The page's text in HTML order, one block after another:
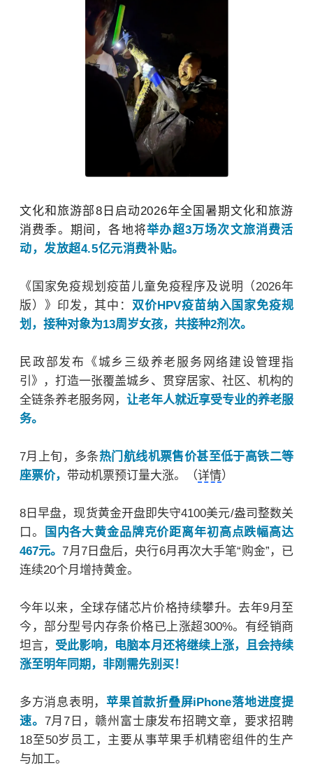
文化和旅游部8日启动2026年全国暑期文化和旅游
消费季。期间，各地将举办超3万场次文旅消费活
动，发放超4.5亿元消费补贴。
《国家免疫规划疫苗儿童免疫程序及说明（2026年
版）》印发，其中： 双价HPV疫苗纳入国家免疫规
划，接种对象为13周岁女孩，共接种2剂次。
民政部发布《城乡三级养老服务网络建设管理指
引》，打造一张覆盖城乡、贯穿居家、社区、机构的
全链条养老服务网，让老年人就近享受专业的养老服
务。
7月上旬，多条热门航线机票售价甚至低于高铁二等
座票价， 带动机票预订量大涨。（详情）
8日早盘，现货黄金开盘即失守4100美元/盎司整数关
口。
国内各大黄金品牌克价距离年初高点跌幅高达
467元。7月7日盘后，央行6月再次大手笔“购金”，已
连续20个月增持黄金。
今年以来，全球存储芯片价格持续攀升。去年9月至
今，部分型号内存条价格已上涨超300%。有经销商
坦言， 受此影响，电脑本月还将继续上涨，且会持续
涨至明年同期，非刚需先别买！
多方消息表明，苹果首款折叠屏iPhone落地进度提
速。 7月7日，赣州富士康发布招聘文章，要求招聘
18至50岁员工，主要从事苹果手机精密组件的生产
与加工。